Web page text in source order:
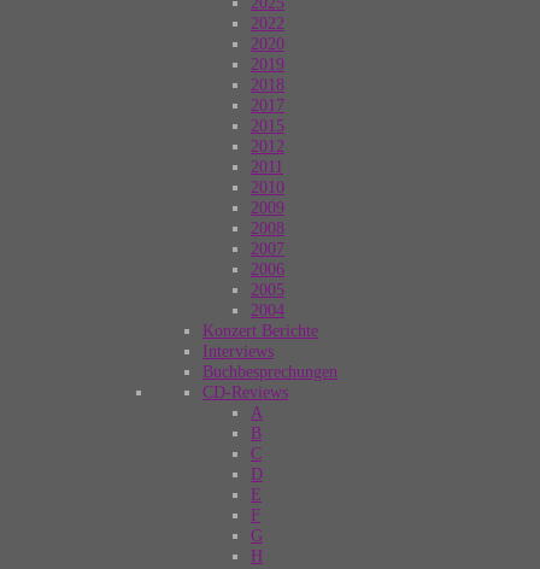
2022
2020
2019
2018
2017
2015
2012
2011
2010
2009
2008
2007
2006
2005
2004
Konzert Berichte
Interviews
Buchbesprechungen
CD-Reviews
A
B
C
D
E
F
G
H